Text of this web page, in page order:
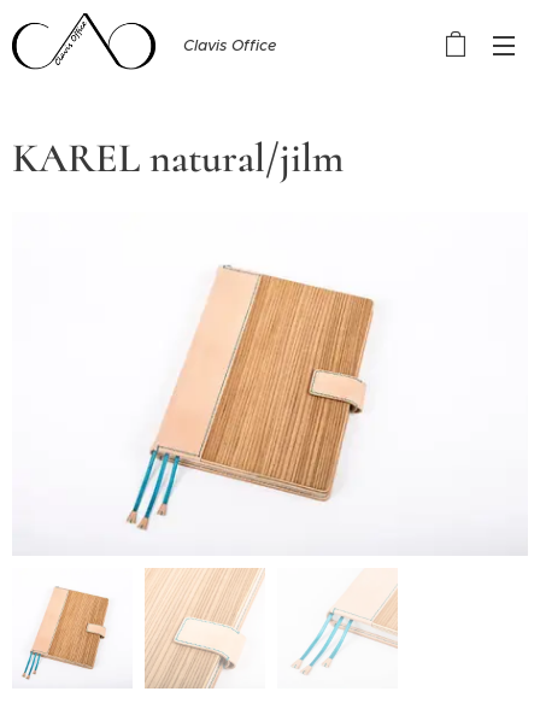
Clavis Office
KAREL natural/jilm